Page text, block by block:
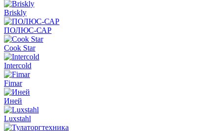
Briskly
ПОЛЮС-САР
Cook Star
Intercold
Fimar
Иней
Luxstahl